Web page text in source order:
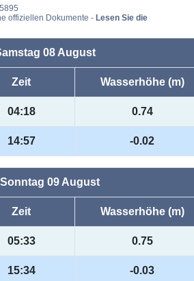
offiziellen Dokumente - Lesen Sie die
08 August
Zeit Wasserhöhe (m)
04:18 0.74
14:57 -0.02
09 August
Zeit Wasserhöhe (m)
05:33 0.75
15:34 -0.03